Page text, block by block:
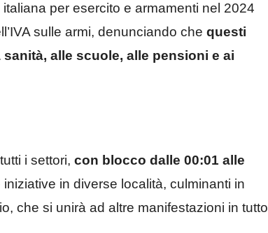
per esercito e armamenti nel 2024
sulle armi, denunciando che questi
alle scuole, alle pensioni e ai
i settori, con blocco dalle 00:01 alle
in diverse località, culminanti in
che si unirà ad altre manifestazioni in tutto